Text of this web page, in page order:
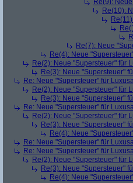
Re(9):
Re(10):
Re(7): Neue
Re(4): Neue
Re(2): Neue "Supersteuer" für
Re(3): Neue "Supersteuer"
Re: Neue "Supersteuer" für
Re(2): Neue "Supersteuer" für
Re(3): Neue "Supersteuer"
Re: Neue "Supersteuer" für
Re(2): Neue "Supersteuer" für
Re(3): Neue "Supersteuer"
Re(4): Neue
Re: Neue "Supersteuer" für
Re: Neue "Supersteuer" für
Re(2): Neue "Supersteuer" für
Re(3): Neue "Supersteuer"
Re(4): Neue